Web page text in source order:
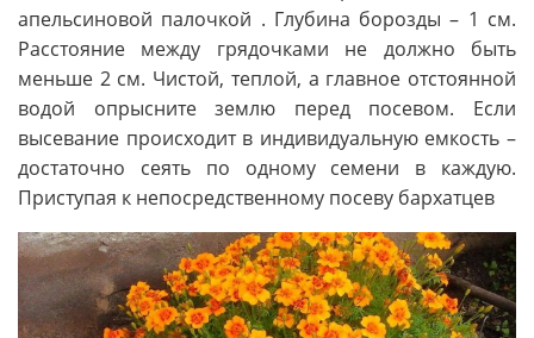
апельсиновой палочкой . Глубина борозды – 1 см.
Расстояние между грядочками не должно быть
меньше 2 см. Чистой, теплой, а главное отстоянной
водой опрысните землю перед посевом. Если
высевание происходит в индивидуальную емкость –
достаточно сеять по одному семени в каждую.
Приступая к непосредственному посеву бархатцев